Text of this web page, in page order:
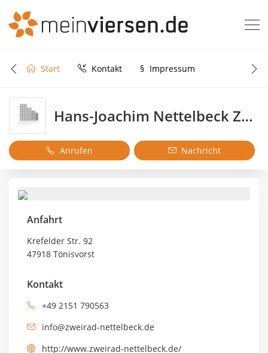
Hans-Joachim Nettelbeck Zweirad-Handel
Start Kontakt § Impressum
Anrufen Nachricht
Anfahrt
Krefelder Str. 92
47918 Tönisvorst
Kontakt
+49 2151 790563
info@zweirad-nettelbeck.de
http://www.zweirad-nettelbeck.de/